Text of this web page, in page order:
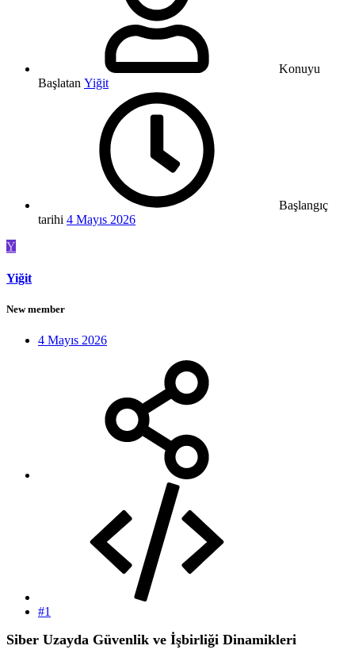
Konuyu
Başlatan Yiğit
Başlangıç
tarihi 4 Mayıs 2026
Y
Yiğit
New member
4 Mayıs 2026
#1
Siber Uzayda Güvenlik ve İşbirliği Dinamikleri